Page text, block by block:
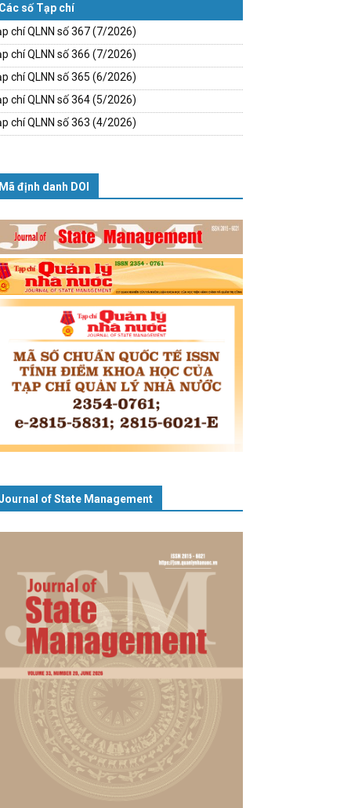
Các số Tạp chí
chí QLNN số 367 (7/2026)
chí QLNN số 366 (7/2026)
chí QLNN số 365 (6/2026)
chí QLNN số 364 (5/2026)
chí QLNN số 363 (4/2026)
Mã định danh DOI
of State Management